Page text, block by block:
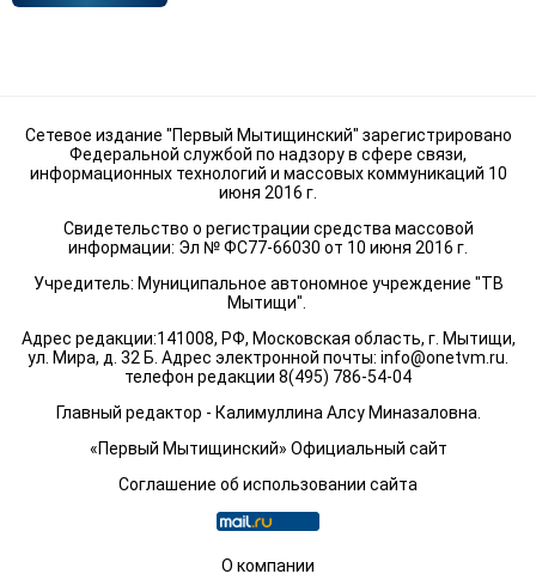
Сетевое издание "Первый Мытищинский" зарегистрировано
Федеральной службой по надзору в сфере связи,
информационных технологий и массовых коммуникаций 10
июня 2016 г.
Свидетельство о регистрации средства массовой
информации: Эл № ФС77-66030 от 10 июня 2016 г.
Учредитель: Муниципальное автономное учреждение "ТВ
Мытищи".
Адрес редакции:141008, РФ, Московская область, г. Мытищи,
ул. Мира, д. 32 Б. Адрес электронной почты: info@onetvm.ru
телефон редакции 8(495) 786-54-04
Главный редактор - Калимуллина Алсу Миназаловна.
«Первый Мытищинский» Официальный сайт
Соглашение об использовании сайта
О компании